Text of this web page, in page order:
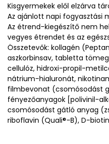
Kisgyermekek elől elzárva
Az ajánlott napi fogyasztási
Az étrend-kiegészítő nem
vegyes étrendet és az
Összetevők: kollagén
aszkorbinsav, tabletta
cellulóz, hidroxi-propil-
nátrium-hialuronát,
filmbevonat (csomósodást
fényezőanyagok [polivinil-
csomósodást gátló anyag
riboflavin (Quali®-B), D-